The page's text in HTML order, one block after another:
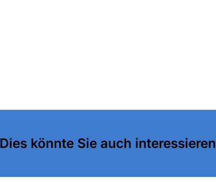
Dies könnte Sie auch interessieren